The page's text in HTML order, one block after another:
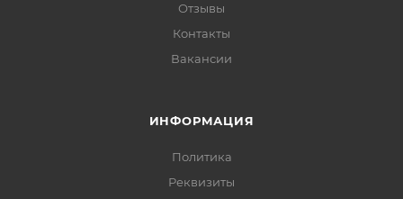
Отзывы
Контакты
Вакансии
ИНФОРМАЦИЯ
Политика
Реквизиты